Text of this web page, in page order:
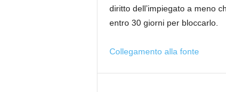
diritto dell’impiegato a meno
entro 30 giorni per bloccarlo.
Collegamento alla fonte